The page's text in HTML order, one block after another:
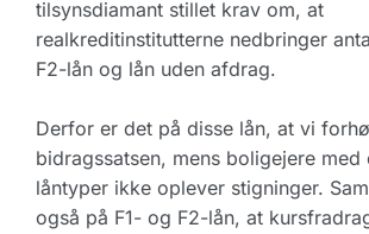
tilsynsdiamant stillet krav om, at
realkreditinstitutterne nedbringer
F2-lån og lån uden afdrag.
Derfor er det på disse lån, at vi
bidragssatsen, mens boligejere med
låntyper ikke oplever stigninger.
også på F1- og F2-lån, at